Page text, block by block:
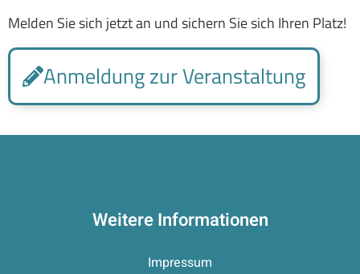
Melden Sie sich jetzt an und sichern Sie sich Ihren Platz!
Anmeldung zur Veranstaltung
Weitere Informationen
Impressum